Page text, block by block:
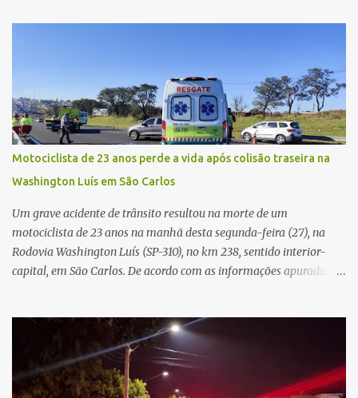
ser realizados. Dias depois, o golpista enviou um documento em
PDF simulando uma comunicação oficial da instituição financeira.
Na sequência, entrou em contato por telefone e encaminhou um
link, orientando a vítima a acessá-lo pelo computador para
concluir a suposta atualização cadastral. Após realizar o
procedimento, a conta bancária ficou bloqueada por algumas
horas. Sem conseguir acessar o sistema, a vítima tentou
novamente contato com o suposto gerente, mas não obteve
resposta. Na segunda-fe...
Motociclista de 23 anos perde a vida após colisão traseira na
Washington Luís em São Carlos
Um grave acidente de trânsito resultou na morte de um
motociclista de 23 anos na manhã desta segunda-feira (27), na
Rodovia Washington Luís (SP-310), no km 238, sentido interior-
capital, em São Carlos. De acordo com as informações apuradas no
veículo, o trânsito estava lento e congestionado devido a obras
realizadas na rodovia, momento em que ocorreu o impacto. Com
a violência da colisão, o motociclista foi arremessado ao solo.
Testemunhas relataram que o capacete teria se desprendido